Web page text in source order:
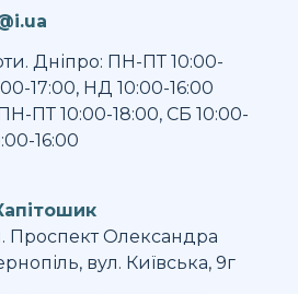
Дніпро: ПН-ПТ 10:00-
17:00, НД 10:00-16:00
ПТ 10:00-18:00, СБ 10:00-
16:00
Проспект Олександра
вул. Київська, 9г